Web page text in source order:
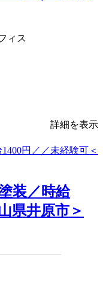
ィス
詳細を表示
装／時給
県井原市＞